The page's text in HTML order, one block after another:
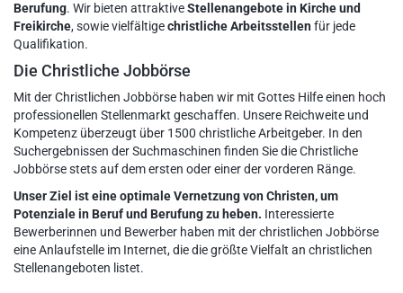
Berufung. Wir bieten attraktiveStellenangebote in Kirche und
Freikirche, sowie vielfältigechristliche Arbeitsstellenfür jede
Qualifikation.
Die Christliche Jobbörse
Mit der Christlichen Jobbörse haben wir mit Gottes Hilfe einen hoch
professionellen Stellenmarkt geschaffen. Unsere Reichweite und
Kompetenz überzeugt über 1500 christliche Arbeitgeber. In den
Suchergebnissen der Suchmaschinen finden Sie die Christliche
Jobbörse stets auf dem ersten oder einer der vorderen Ränge.
Unser Ziel ist eine optimale Vernetzung von Christen, um
Potenziale in Beruf und Berufung zu heben. Interessierte
Bewerberinnen und Bewerber haben mit der christlichen Jobbörse
eine Anlaufstelle im Internet, die die größte Vielfalt an christlichen
Stellenangeboten listet.